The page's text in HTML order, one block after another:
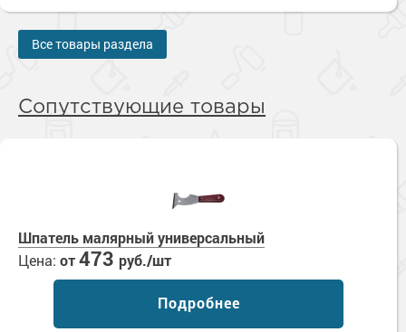
Все товары раздела
Сопутствующие товары
Шпатель малярный универсальный
Цена: от473 руб./шт
Подробнее